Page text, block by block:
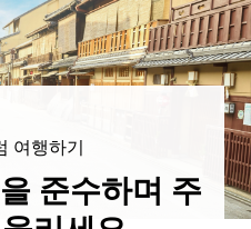
여행하기
준수하며 주